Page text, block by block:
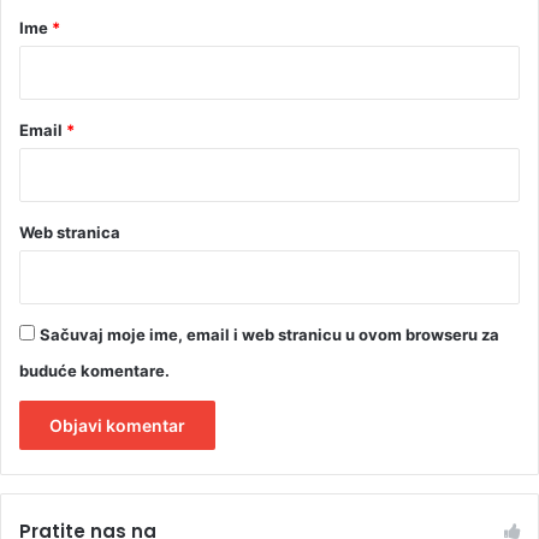
e
rIme *
Email *
Web stranica
Sačuvaj moje ime, email i web stranicu u ovom browseru za
buduće komentare.
Pratite nas na